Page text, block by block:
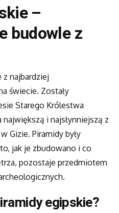
–
budowle z
z najbardziej
świecie. Zostały
Starego Królestwa
i najsłynniejszą z
Gizie. Piramidy były
jak je zbudowano i co
pozostaje przedmiotem
egipskie?